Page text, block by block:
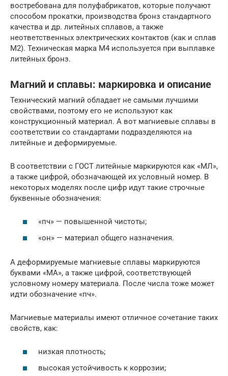
востребована для полуфабрикатов, которые получают
способом прокатки, производства бронз стандартного
качества и др. литейных сплавов, а также
неответственных электрических контактов (как и сплав
М2). Техническая марка М4 используется при выплавке
литейных бронз.
Магний и сплавы: маркировка и описание
Технический магний обладает не самыми лучшими
свойствами, поэтому его не используют как
конструкционный материал. А вот магниевые сплавы в
соответствии со стандартами подразделяются на
литейные и деформируемые.
В соответствии с ГОСТ литейные маркируются как «МЛ»,
а также цифрой, обозначающей их условный номер. В
некоторых моделях после цифр идут такие строчные
буквенные обозначения:
«пч» — повышенной чистоты;
«он» — материал общего назначения.
А деформируемые магниевые сплавы маркируются
буквами «МА», а также цифрой, соответствующей
условному номеру материала. После числа тоже может
идти обозначение «пч».
Магниевые материалы имеют отличное сочетание таких
свойств, как:
низкая плотность;
высокая устойчивость к коррозии;